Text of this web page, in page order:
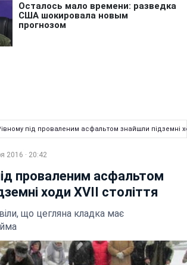
під проваленим асфальтом знайшли підземні
2016 · 20:42
проваленим асфальтом
ходи ХVII століття
що цегляна кладка має